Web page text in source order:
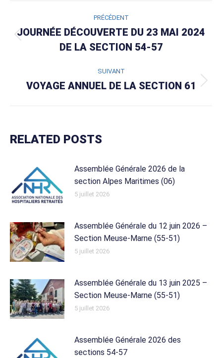
NAVIGATION
ARTICLE
PRÉCÉDENT
précédent
JOURNÉE DÉCOUVERTE DU 23 MAI 2024
DE LA SECTION 54-57
SUIVANT
Article
VOYAGE ANNUEL DE LA SECTION 61
RELATED POSTS
Assemblée Générale 2026 de la
section Alpes Maritimes (06)
5 juillet 2026
Assemblée Générale du 12 juin 2026 –
Section Meuse-Marne (55-51)
5 juillet 2026
Assemblée Générale du 13 juin 2025 –
Section Meuse-Marne (55-51)
5 juillet 2026
Assemblée Générale 2026 des
sections 54-57